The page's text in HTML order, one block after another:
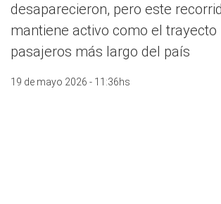
desaparecieron, pero este
mantiene activo como el trayecto
pasajeros más largo del país
19 de mayo 2026 - 11:36hs